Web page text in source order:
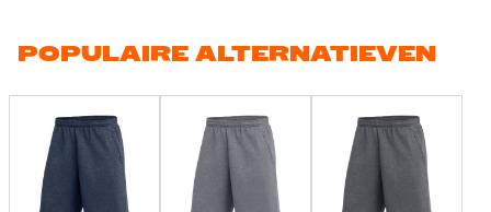
POPULAIRE ALTERNATIEVEN